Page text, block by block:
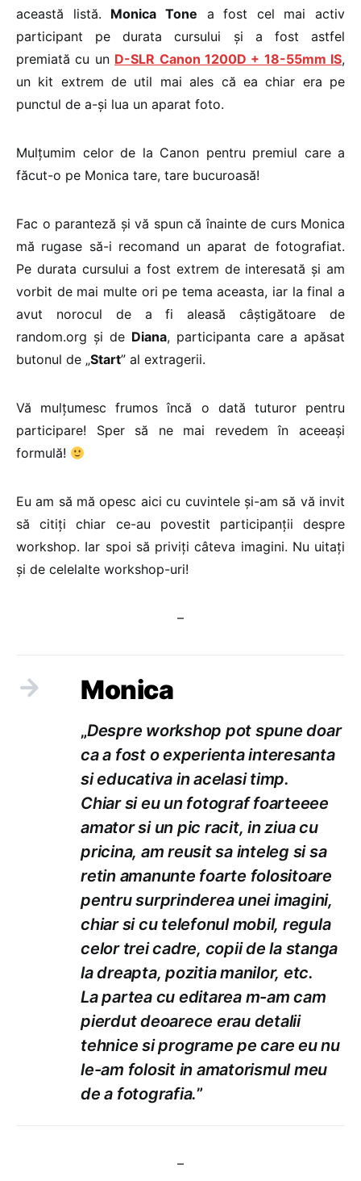
această listă. Monica Tone a fost cel mai activ
participant pe durata cursului și a fost astfel
premiată cu un D-SLR Canon 1200D + 18-55mm IS,
un kit extrem de util mai ales că ea chiar era pe
punctul de a-și lua un aparat foto.
Mulțumim celor de la Canon pentru premiul care a
făcut-o pe Monica tare, tare bucuroasă!
Fac o paranteză și vă spun că înainte de curs Monica
mă rugase să-i recomand un aparat de fotografiat.
Pe durata cursului a fost extrem de interesată și am
vorbit de mai multe ori pe tema aceasta, iar la final a
avut norocul de a fi aleasă câștigătoare de
random.org și de Diana, participanta care a apăsat
butonul de „Start” al extragerii.
Vă mulțumesc frumos încă o dată tuturor pentru
participare! Sper să ne mai revedem în aceeași
formulă!
Eu am să mă opesc aici cu cuvintele și-am să vă invit
să citiți chiar ce-au povestit participanții despre
workshop. Iar spoi să priviți câteva imagini. Nu uitați
și de celelalte workshop-uri!
–
Monica
„Despre workshop pot spune doar
ca a fost o experienta interesanta
si educativa in acelasi timp.
Chiar si eu un fotograf foarteeee
amator si un pic racit, in ziua cu
pricina, am reusit sa inteleg si sa
retin amanunte foarte folositoare
pentru surprinderea unei imagini,
chiar si cu telefonul mobil, regula
celor trei cadre, copii de la stanga
la dreapta, pozitia manilor, etc.
La partea cu editarea m-am cam
pierdut deoarece erau detalii
tehnice si programe pe care eu nu
le-am folosit in amatorismul meu
de a fotografia.”
–